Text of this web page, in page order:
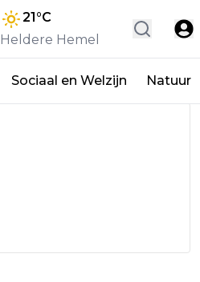
21°C
Heldere Hemel
Sociaal en Welzijn Natuur